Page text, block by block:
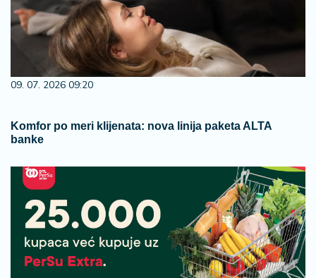
09. 07. 2026 09:20
Komfor po meri klijenata: nova linija paketa ALTA
banke